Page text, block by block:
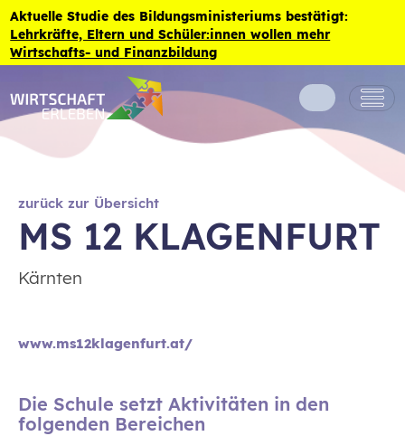
Zum Inhalt der Seite springen
Aktuelle Studie des Bildungsministeriums bestätigt:
Lehrkräfte, Eltern und Schüler:innen wollen mehr
Wirtschafts- und Finanzbildung
zurück zur Übersicht
MS 12 KLAGENFURT
Kärnten
www.ms12klagenfurt.at/
Die Schule setzt Aktivitäten in den
folgenden Bereichen